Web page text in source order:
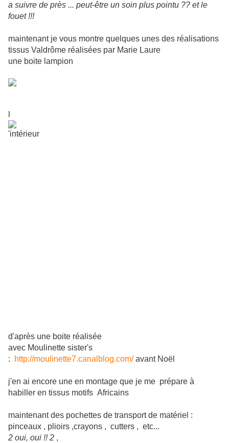
a suivre de près ... peut-être un soin plus pointu ?? et le
fouet !!!
maintenant je vous montre quelques unes des réalisations
tissus Valdrôme réalisées par Marie Laure
une boite lampion
'intérieur
d'après une boite réalisée
avec Moulinette sister's
:
http://moulinette7.canalblog.com/ avant Noël
j'en ai encore une en montage que je me prépare à
habiller en tissus motifs Africains
maintenant des pochettes de transport de matériel :
pinceaux , plioirs ,crayons , cutters , etc...
2 oui, oui !! 2 ,